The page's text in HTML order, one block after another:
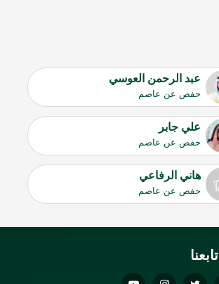
عبد الرحمن العوسي
حفص عن عاصم
علي جابر
حفص عن عاصم
هاني الرفاعي
حفص عن عاصم
تابعنا